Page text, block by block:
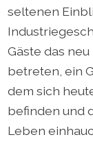
seltenen
Gäste das
betreten, ein
dem sich
befinden und
Leben